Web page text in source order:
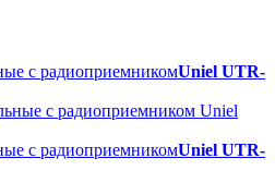
с радиоприемникомUniel UTR-
с радиоприемникомUniel UTR-